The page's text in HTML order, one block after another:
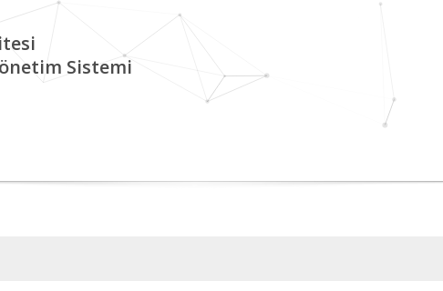
Sistemi